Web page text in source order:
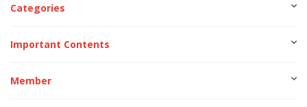
Categories
Important Contents
Member